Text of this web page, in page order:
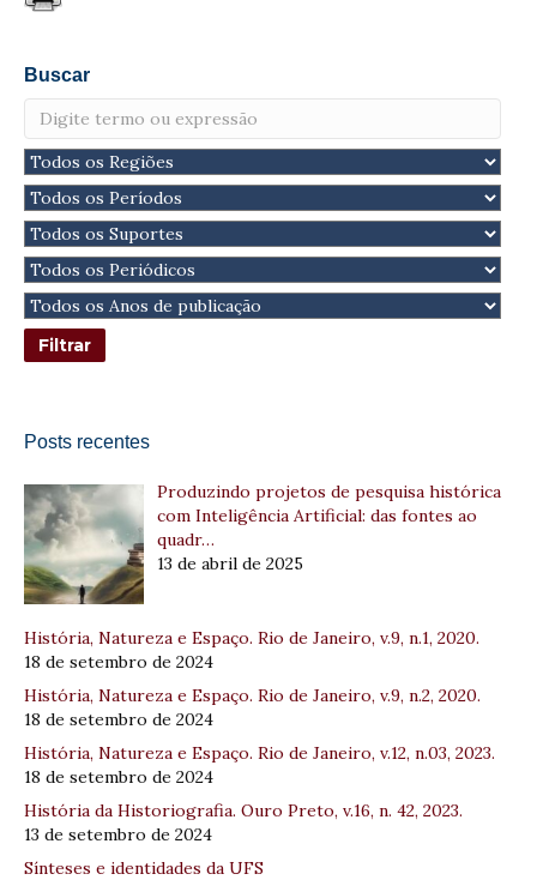
Buscar
Posts recentes
Produzindo projetos de pesquisa histórica
com Inteligência Artificial: das fontes ao
quadr…
13 de abril de 2025
História, Natureza e Espaço. Rio de Janeiro, v.9, n.1, 2020.
18 de setembro de 2024
História, Natureza e Espaço. Rio de Janeiro, v.9, n.2, 2020.
18 de setembro de 2024
História, Natureza e Espaço. Rio de Janeiro, v.12, n.03, 2023.
18 de setembro de 2024
História da Historiografia. Ouro Preto, v.16, n. 42, 2023.
13 de setembro de 2024
Sínteses e identidades da UFS